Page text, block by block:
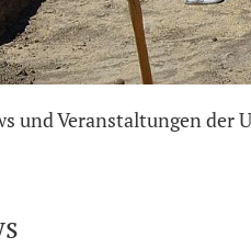
und Veranstaltungen der